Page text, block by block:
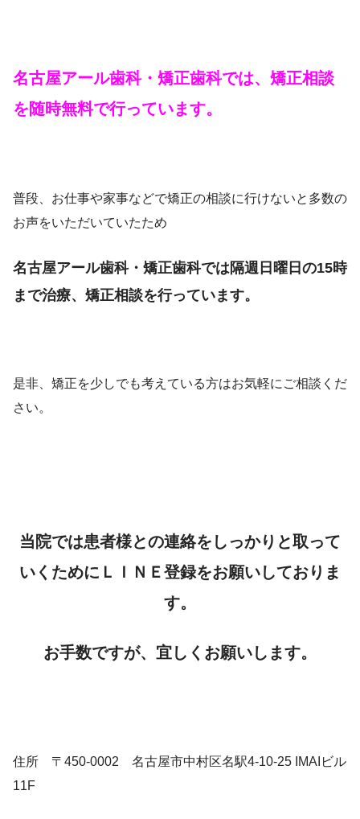
名古屋アール歯科・矯正歯科では、矯正相談
を随時無料で行っています。
普段、お仕事や家事などで矯正の相談に行けないと多数の
お声をいただいていたため
名古屋アール歯科・矯正歯科では隔週日曜日の15時
まで治療、矯正相談を行っています。
是非、矯正を少しでも考えている方はお気軽にご相談くだ
さい。
当院では患者様との連絡をしっかりと取って
いくためにＬＩＮＥ登録をお願いしておりま
す。
お手数ですが、宜しくお願いします。
住所 〒450-0002 名古屋市中村区名駅4-10-25 IMAIビル
11F